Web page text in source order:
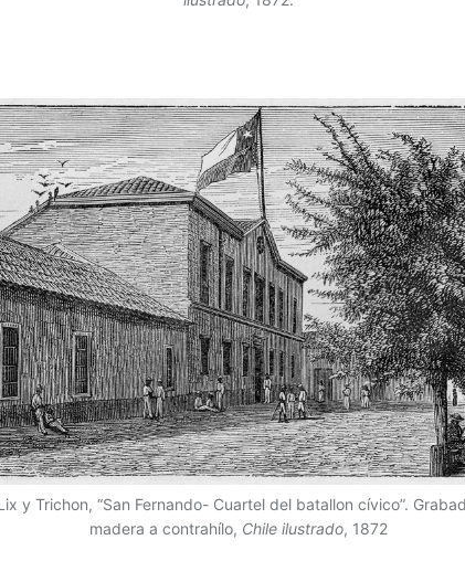
y Trichon, “San Fernando- Cuartel del batallon cívico”.
madera a contrahílo, Chile ilustrado, 1872